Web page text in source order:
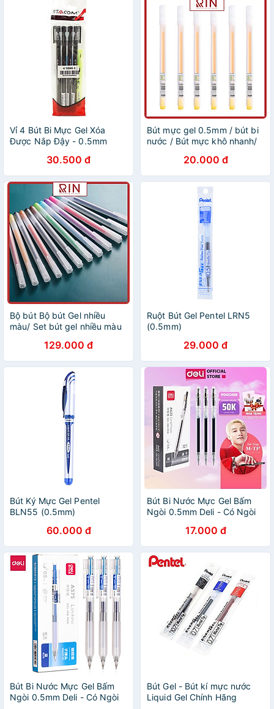
Vỉ 4 Bút Bi Mực Gel Xóa
Được Nắp Đậy - 0.5mm
Đen - Kèm 1 Bút Chì PC202
30.500 đ
Bút mực gel 0.5mm / bút bi
nước / Bút mực khô nhanh/
màu lựa chọn – Mực Đen/
Xanh/ Đỏ
20.000 đ
Bộ bút Bộ bút Gel nhiều
màu/ Set bút gel nhiều màu
129.000 đ
Ruột Bút Gel Pentel LRN5
(0.5mm)
29.000 đ
Bút Ký Mực Gel Pentel
BLN55 (0.5mm)
60.000 đ
Bút Bi Nước Mực Gel Bấm
Ngòi 0.5mm Deli - Có Ngòi
Hợp Ghi Chép Văn Phòng
Học Sinh Sổ Tay - A623
SA135
17.000 đ
Bút Bi Nước Mực Gel Bấm
Ngòi 0.5mm Deli - Có Ngòi
Bút Gel - Bút kí mực nước
Liquid Gel Chính Hãng